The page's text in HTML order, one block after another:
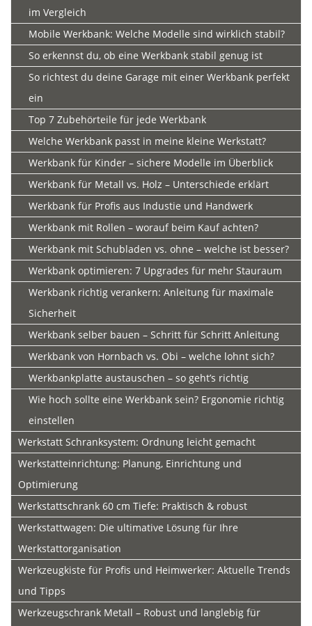
im Vergleich
Mobile Werkbank: Welche Modelle sind wirklich stabil?
So erkennst du, ob eine Werkbank stabil genug ist
So richtest du deine Garage mit einer Werkbank perfekt
ein
Top 7 Zubehörteile für jede Werkbank
Welche Werkbank passt in meine kleine Werkstatt?
Werkbank für Kinder – sichere Modelle im Überblick
Werkbank für Metall vs. Holz – Unterschiede erklärt
Werkbank für Profis aus Industie und Handwerk
Werkbank mit Rollen – worauf beim Kauf achten?
Werkbank mit Schubladen vs. ohne – welche ist besser?
Werkbank optimieren: 7 Upgrades für mehr Stauraum
Werkbank richtig verankern: Anleitung für maximale
Sicherheit
Werkbank selber bauen – Schritt für Schritt Anleitung
Werkbank von Hornbach vs. Obi – welche lohnt sich?
Werkbankplatte austauschen – so geht’s richtig
Wie hoch sollte eine Werkbank sein? Ergonomie richtig
einstellen
Werkstatt Schranksystem: Ordnung leicht gemacht
Werkstatteinrichtung: Planung, Einrichtung und
Optimierung
Werkstattschrank 60 cm Tiefe: Praktisch & robust
Werkstattwagen: Die ultimative Lösung für Ihre
Werkstattorganisation
Werkzeugkiste für Profis und Heimwerker: Aktuelle Trends
und Tipps
Werkzeugschrank Metall – Robust und langlebig für